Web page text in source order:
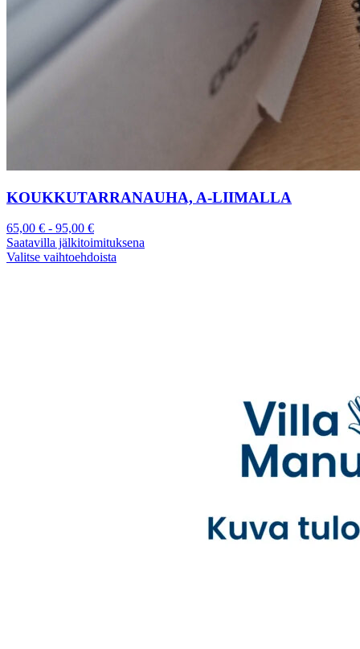
KOUKKUTARRANAUHA, A-LIIMALLA
65,00 € - 95,00 €
Saatavilla jälkitoimituksena
Valitse vaihtoehdoista